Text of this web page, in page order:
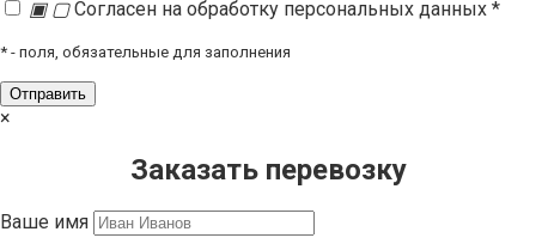
▣ ▢Согласен на обработку персональных данных *
* - поля, обязательные для заполнения
×
Заказать перевозку
Ваше имя